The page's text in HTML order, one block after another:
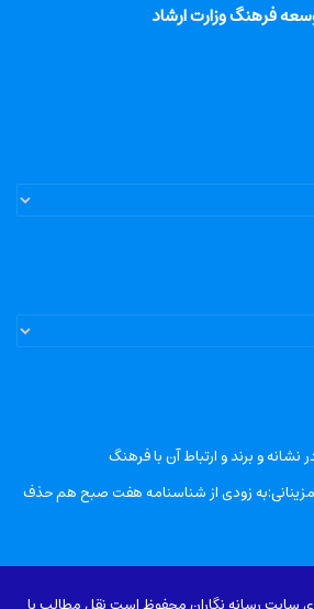
فرهنگ وزارت ارشاد
و برند و ارتباط آن با فرهنگ
زودی از شناسنامه هفت صبح هم حذف